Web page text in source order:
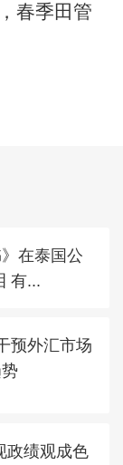
春季田管
》在泰国公
有...
预外汇市场
政绩观成色